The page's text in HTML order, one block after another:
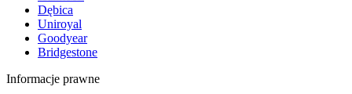
Dębica
Uniroyal
Goodyear
Bridgestone
Informacje prawne